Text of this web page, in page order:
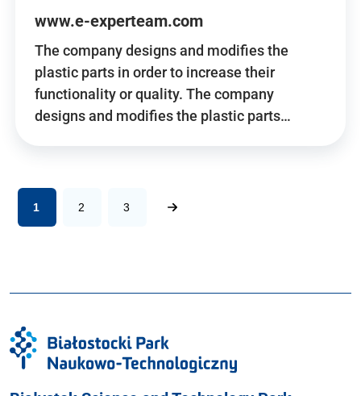
www.e-experteam.com
The company designs and modifies the
plastic parts in order to increase their
functionality or quality. The company
designs and modifies the plastic parts…
1 2 3